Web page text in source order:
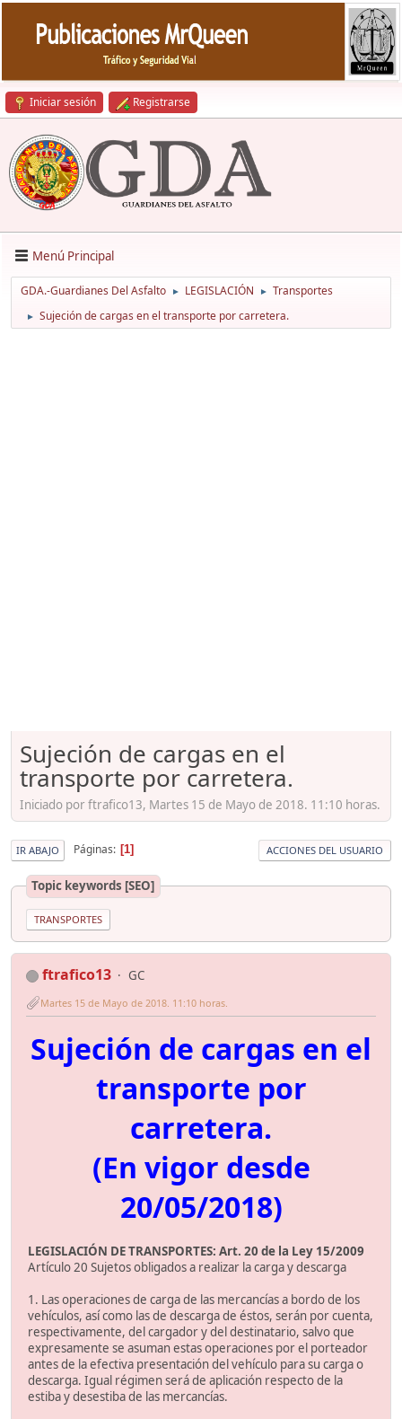
Iniciar sesión Registrarse
Menú Principal
GDA.-Guardianes Del Asfalto ► LEGISLACIÓN ► Transportes
► Sujeción de cargas en el transporte por carretera.
Sujeción de cargas en el
transporte por carretera.
Iniciado por ftrafico13, Martes 15 de Mayo de 2018. 11:10 horas.
IR ABAJO Páginas 1 ACCIONES DEL USUARIO
Topic keywords [SEO]
TRANSPORTES
ftrafico13 GC
Martes 15 de Mayo de 2018. 11:10 horas.
Sujeción de cargas en el
transporte por
carretera.
(En vigor desde
20/05/2018)
LEGISLACIÓN DE TRANSPORTES: Art. 20 de la Ley 15/2009
Artículo 20 Sujetos obligados a realizar la carga y descarga
1. Las operaciones de carga de las mercancías a bordo de los
vehículos, así como las de descarga de éstos, serán por cuenta,
respectivamente, del cargador y del destinatario, salvo que
expresamente se asuman estas operaciones por el porteador
antes de la efectiva presentación del vehículo para su carga o
descarga. Igual régimen será de aplicación respecto de la
estiba y desestiba de las mercancías.